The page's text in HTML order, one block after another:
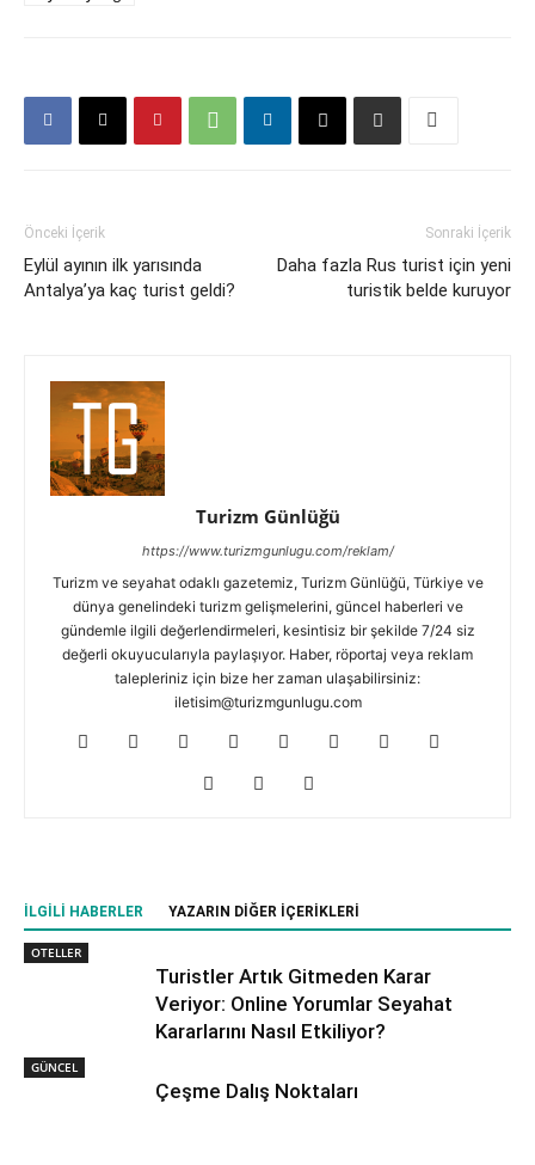
Önceki İçerik
Eylül ayının ilk yarısında
Antalya’ya kaç turist geldi?
Sonraki İçerik
Daha fazla Rus turist için yeni
turistik belde kuruyor
Turizm Günlüğü
https://www.turizmgunlugu.com/reklam/
Turizm ve seyahat odaklı gazetemiz, Turizm Günlüğü, Türkiye ve
dünya genelindeki turizm gelişmelerini, güncel haberleri ve
gündemle ilgili değerlendirmeleri, kesintisiz bir şekilde 7/24 siz
değerli okuyucularıyla paylaşıyor. Haber, röportaj veya reklam
talepleriniz için bize her zaman ulaşabilirsiniz:
iletisim@turizmgunlugu.com
İLGILI HABERLER YAZARIN DIĞER İÇERIKLERI
OTELLER
Turistler Artık Gitmeden Karar
Veriyor: Online Yorumlar Seyahat
Kararlarını Nasıl Etkiliyor?
GÜNCEL
Çeşme Dalış Noktaları